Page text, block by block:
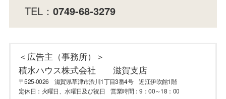
TEL：0749-68-3279
＜広告主（事務所）＞
積水ハウス株式会社 滋賀支店
〒525-0026 滋賀県草津市渋川1丁目3番4号 近江伊吹館1階
定休日：火曜日、水曜日及び祝日 営業時間：9：00～18：00